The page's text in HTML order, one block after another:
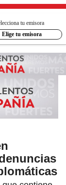
tu emisora
Elige tu emisora